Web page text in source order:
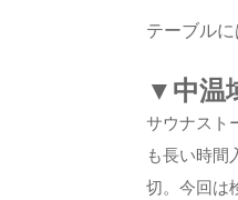
テーブル
▼中温
サウナスト
も長い時間
切。今回は